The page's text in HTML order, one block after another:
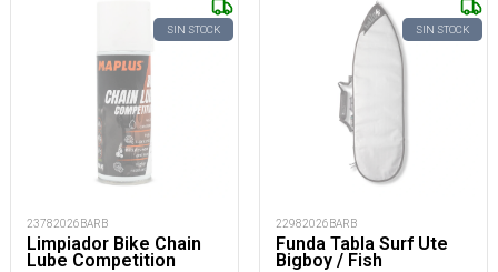
SIN STOCK
23782026BARB
Limpiador Bike Chain
Lube Competition
SIN STOCK
22982026BARB
Funda Tabla Surf Ute
Bigboy / Fish